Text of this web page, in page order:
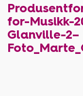
for-Musikk-
Glanville-2–